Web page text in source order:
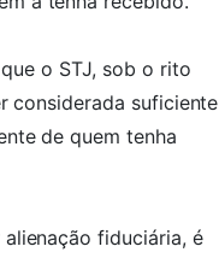
o STJ, sob o rito
considerada suficiente
de quem tenha
fiduciária, é